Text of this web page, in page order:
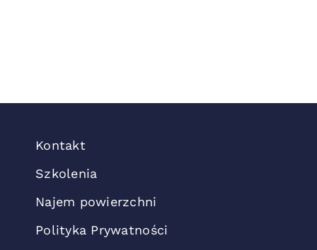
Kontakt
Szkolenia
Najem powierzchni
Polityka Prywatności